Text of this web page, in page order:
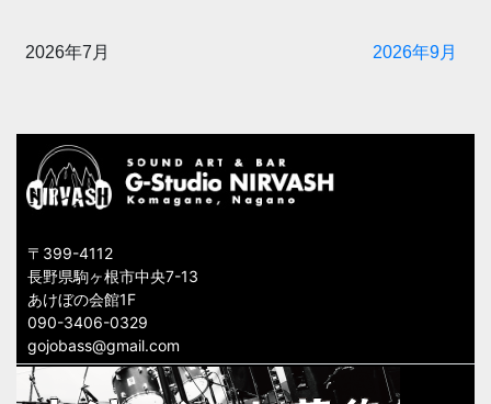
2026年7月 2026年9月
〒399-4112
長野県駒ヶ根市中央7-13
あけぼの会館1F
090-3406-0329
gojobass@gmail.com